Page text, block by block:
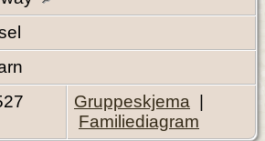
Gruppeskjema
Familiediagram